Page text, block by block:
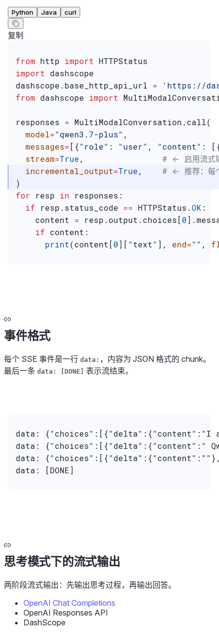
Python Java curl
复制
from http import HTTPStatus
import dashscope
dashscope.base_http_api_url = 'https://
from dashscope import
responses = MultiModalConversation.call(
  model
="qwen3.7-plus" ,
  messages
= [{"role" : "user" , "content" :
  stream
=True, # ← 启用流式
  incremental_output
=True, # ← 推荐：每
)
for resp in responses:
  if
resp.status_code == HTTPStatus.OK :
    content
= resp.output.choices[0
    if
content:
      print
(content[0][ "text" ], end="" ,
事件格式
每个 SSE 事件是一行 data: ，内容为 JSON 格式的 chunk。
最后一条 data: [DONE] 表示流结束。
data:
data: {"choices":[{"delta":{"content":"
data:
data: [DONE]
思考模式下的流式输出
两阶段流式输出：先输出思考过程，再输出回答。
OpenAI Chat Completions
OpenAI Responses API
DashScope